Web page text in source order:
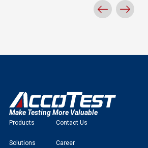
Make Testing More Valuable
Products
Solutions
Contact Us
Career